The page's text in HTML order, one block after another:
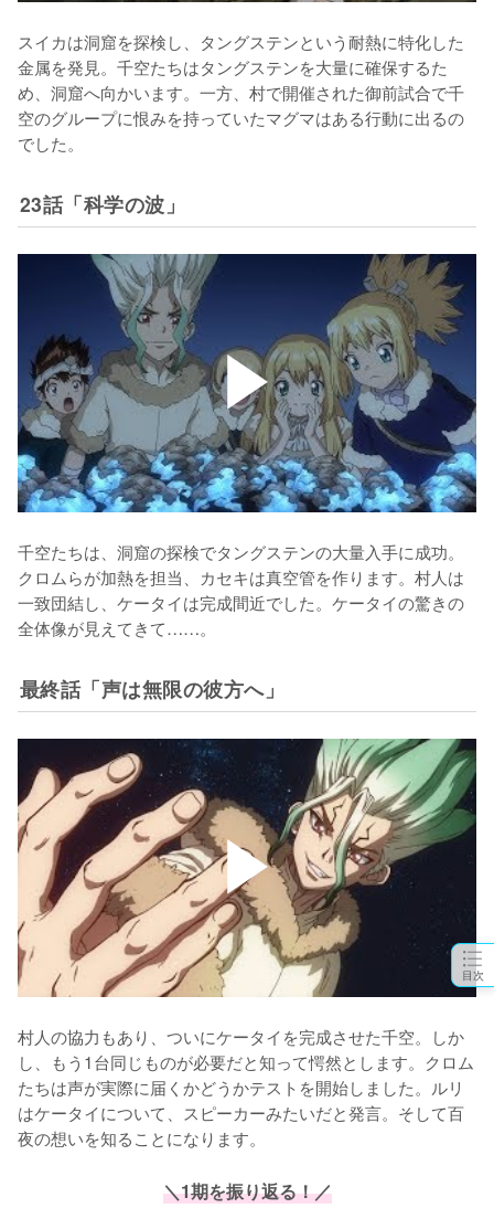
目次
スイカは洞窟を探検し、タングステンという耐熱に特化した
金属を発見。千空たちはタングステンを大量に確保するた
め、洞窟へ向かいます。一方、村で開催された御前試合で千
空のグループに恨みを持っていたマグマはある行動に出るの
でした。
23話「科学の波」
千空たちは、洞窟の探検でタングステンの大量入手に成功。
クロムらが加熱を担当、カセキは真空管を作ります。村人は
一致団結し、ケータイは完成間近でした。ケータイの驚きの
全体像が見えてきて……。
最終話「声は無限の彼方へ」
村人の協力もあり、ついにケータイを完成させた千空。しか
し、もう1台同じものが必要だと知って愕然とします。クロム
たちは声が実際に届くかどうかテストを開始しました。ルリ
はケータイについて、スピーカーみたいだと発言。そして百
夜の想いを知ることになります。
＼1期を振り返る！／